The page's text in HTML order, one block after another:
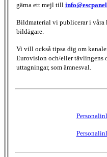
gärna ett mejl till
Bildmaterial vi publicerar i våra
bildägare.
Vi vill också tipsa dig om
Eurovision och/eller tävlingens
uttagningar, som ämnesval.